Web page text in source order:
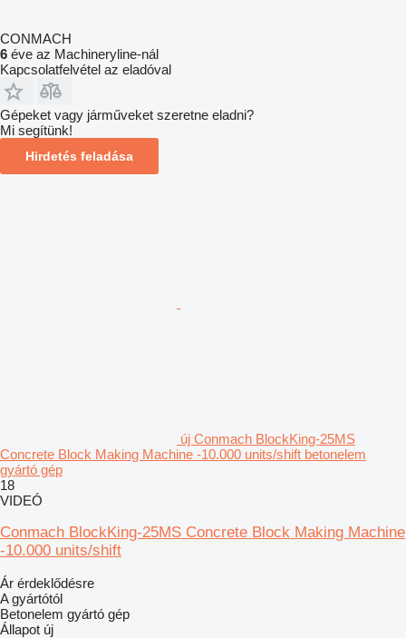
CONMACH
6 éve az Machineryline-nál
Kapcsolatfelvétel az eladóval
Gépeket vagy járműveket szeretne eladni?
Mi segítünk!
Hirdetés feladása
új Conmach BlockKing-25MS
Concrete Block Making Machine -10.000 units/shift betonelem
gyártó gép
18
VIDEÓ
Conmach BlockKing-25MS Concrete Block Making Machine
-10.000 units/shift
Ár érdeklődésre
A gyártótól
Betonelem gyártó gép
Állapot új